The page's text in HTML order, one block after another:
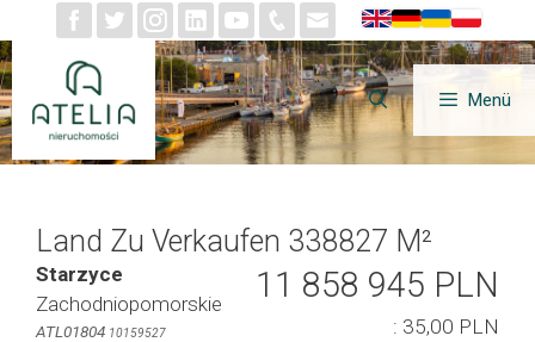
Inhalt
springen
Menü
Land Zu Verkaufen 338827 M²
Starzyce
Zachodniopomorskie
ATL01804 10159527
11 858 945 PLN
: 35,00 PLN